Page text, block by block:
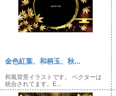
金色紅葉、和柄玉、秋...
和風背景イラストです。 ベクターは
統合されてます。E...